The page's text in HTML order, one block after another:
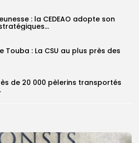
: la CEDEAO adopte son
Touba : La CSU au plus près des
de 20 000 pèlerins transportés